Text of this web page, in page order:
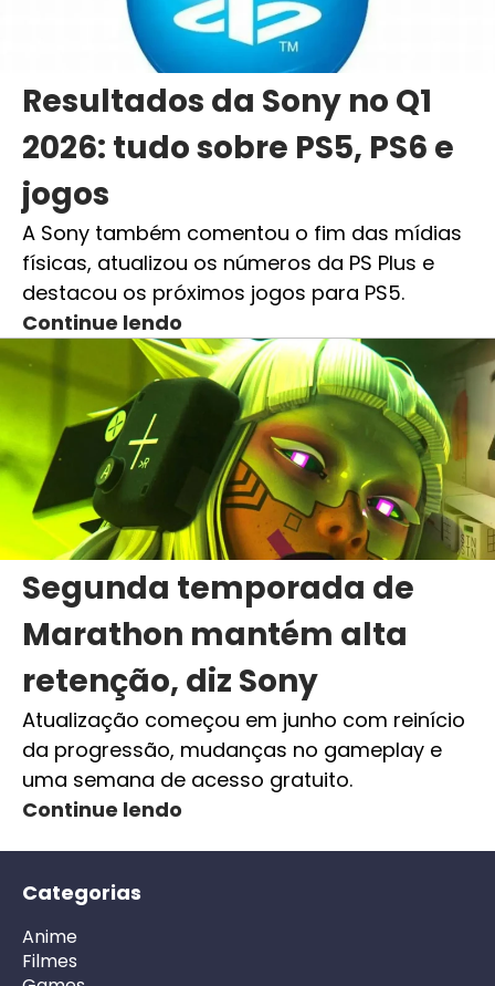
Resultados da Sony no Q1
2026: tudo sobre PS5, PS6 e
jogos
A Sony também comentou o fim das mídias
físicas, atualizou os números da PS Plus e
destacou os próximos jogos para PS5.
Continue lendo
Segunda temporada de
Marathon mantém alta
retenção, diz Sony
Atualização começou em junho com reinício
da progressão, mudanças no gameplay e
uma semana de acesso gratuito.
Continue lendo
Categorias
Anime
Filmes